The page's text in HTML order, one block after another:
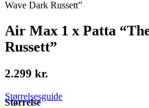
Wave Dark Russett”
Air Max 1 x Patta
Russett”
2.299 kr.
Størrelsesguide
Størrelse